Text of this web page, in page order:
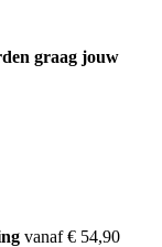
graag jouw
vanaf € 54,90